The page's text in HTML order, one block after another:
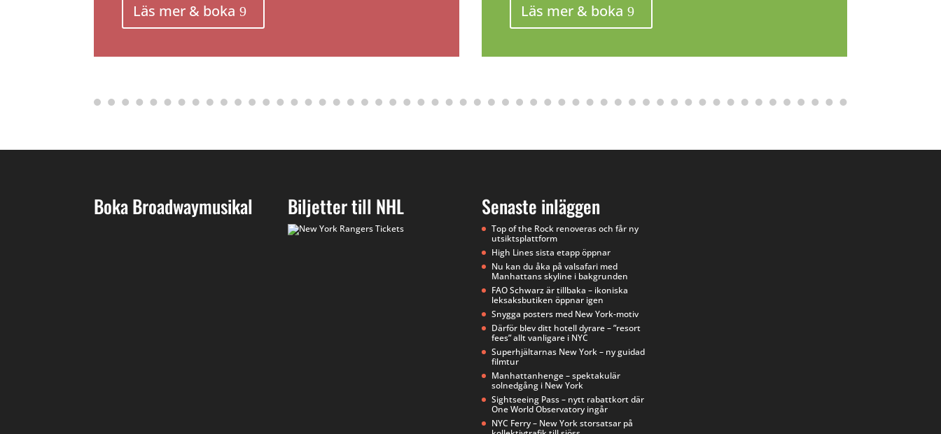
Läs mer & boka Läs mer & boka
Boka Broadwaymusikal Biljetter till NHL Senaste inläggen
Top of the Rock renoveras och får ny
utsiktsplattform
High Lines sista etapp öppnar
Nu kan du åka på valsafari med
Manhattans skyline i bakgrunden
FAO Schwarz är tillbaka – ikoniska
leksaksbutiken öppnar igen
Snygga posters med New York-motiv
Därför blev ditt hotell dyrare – ”resort
fees” allt vanligare i NYC
Superhjältarnas New York – ny guidad
filmtur
Manhattanhenge – spektakulär
solnedgång i New York
Sightseeing Pass – nytt rabattkort där
One World Observatory ingår
NYC Ferry – New York storsatsar på